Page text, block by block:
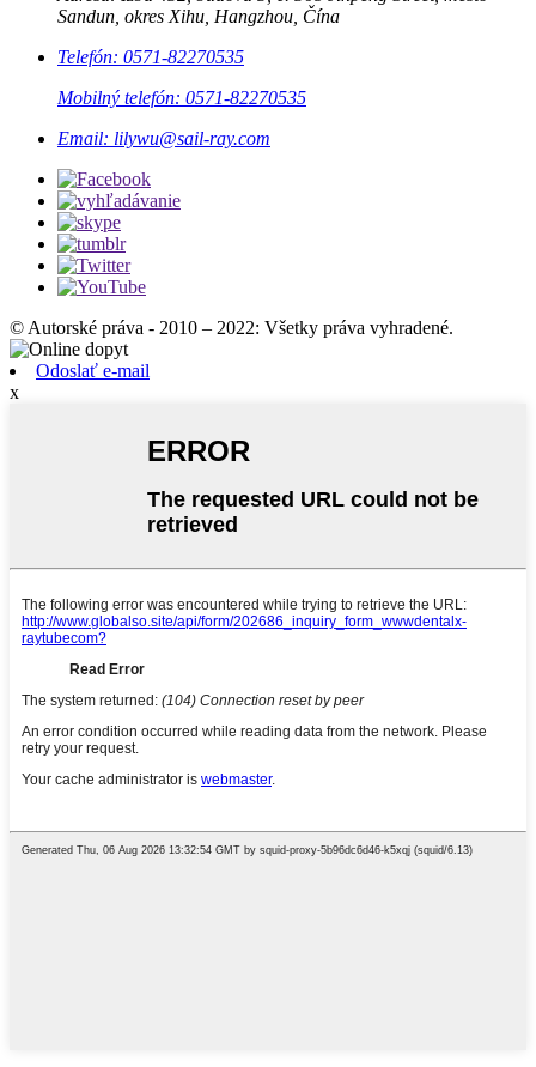
Sandun, okres Xihu, Hangzhou, Čína
Telefón: 0571-82270535
Mobilný telefón: 0571-82270535
Email: lilywu@sail-ray.com
© Autorské práva - 2010 – 2022: Všetky práva vyhradené.
Odoslať e-mail
x